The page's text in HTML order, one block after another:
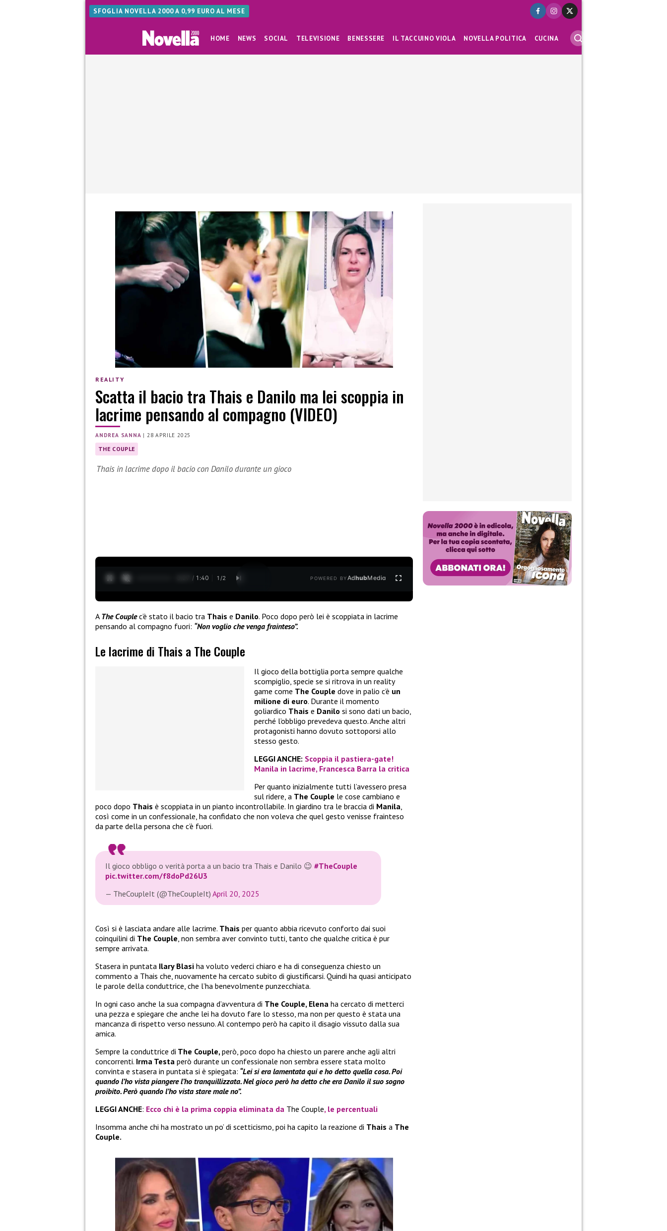
SFOGLIA NOVELLA 2000 A 0,99 EURO AL MESE
HOME NEWS SOCIAL TELEVISIONE BENESSERE IL TACCUINO VIOLA NOVELLA POLITICA CUCINA
REALITY
Scatta il bacio tra Thais e Danilo ma lei scoppia in
lacrime pensando al compagno (VIDEO)
ANDREA SANNA |28 APRILE 2025
THE COUPLE
Thais in lacrime dopo il bacio con Danilo durante un gioco
0:28 / 1:40 1 /2 POWERED BYAdhubMedia
A The Couplec’è stato il bacio tra Thais e Danilo. Poco dopo però lei è scoppiata in lacrime
pensando al compagno fuori: “Non voglio che venga frainteso”.
Le lacrime di Thais a The Couple
Il gioco della bottiglia porta sempre qualche
scompiglio, specie se si ritrova in un reality
game come The Couple dove in palio c’è un
milione di euro. Durante il momento
goliardico Thais e Danilo si sono dati un bacio,
perché l’obbligo prevedeva questo. Anche altri
protagonisti hanno dovuto sottoporsi allo
stesso gesto.
LEGGI ANCHE: Scoppia il pastiera-gate!
Manila in lacrime, Francesca Barra la critica
Per quanto inizialmente tutti l’avessero presa
sul ridere, a The Couple le cose cambiano e
poco dopo Thais è scoppiata in un pianto incontrollabile. In giardino tra le braccia di Manila,
così come in un confessionale, ha confidato che non voleva che quel gesto venisse frainteso
da parte della persona che c’è fuori.
Il gioco obbligo o verità porta a un bacio tra Thais e Danilo 😉 #TheCouple
pic.twitter.com/f8doPd26U3
— TheCoupleIt (@TheCoupleIt) April 20, 2025
Così si è lasciata andare alle lacrime. Thais per quanto abbia ricevuto conforto dai suoi
coinquilini di The Couple , non sembra aver convinto tutti, tanto che qualche critica è pur
sempre arrivata.
Stasera in puntata Ilary Blasi ha voluto vederci chiaro e ha di conseguenza chiesto un
commento a Thais che, nuovamente ha cercato subito di giustificarsi. Quindi ha quasi anticipato
le parole della conduttrice, che l’ha benevolmente punzecchiata.
In ogni caso anche la sua compagna d’avventura di The Couple, Elena ha cercato di metterci
una pezza e spiegare che anche lei ha dovuto fare lo stesso, ma non per questo è stata una
mancanza di rispetto verso nessuno. Al contempo però ha capito il disagio vissuto dalla sua
amica.
Sempre la conduttrice di The Couple, però, poco dopo ha chiesto un parere anche agli altri
concorrenti. Irma Testa però durante un confessionale non sembra essere stata molto
convinta e stasera in puntata si è spiegata: “Lei si era lamentata qui e ho detto quella cosa. Poi
quando l’ho vista piangere l’ho tranquillizzata. Nel gioco però ha detto che era Danilo il suo sogno
proibito. Però quando l’ho vista stare male no”.
LEGGI ANCHE: Ecco chi è la prima coppia eliminata da The Couple, le percentuali
Insomma anche chi ha mostrato un po’ di scetticismo, poi ha capito la reazione di Thais a The
Couple.